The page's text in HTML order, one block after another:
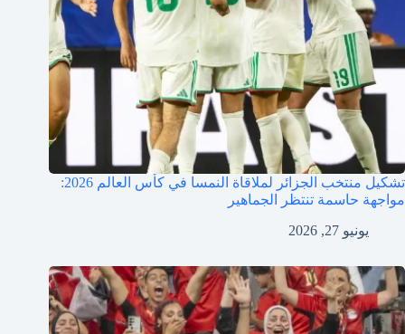
تشكيل منتخب الجزائر لملاقاة النمسا في كأس العالم 2026:
مواجهة حاسمة تنتظر الجماهير
يونيو 27, 2026